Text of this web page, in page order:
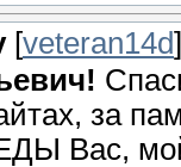
[veteran14d]
за
Вас,